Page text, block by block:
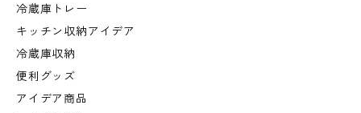
冷蔵庫トレー
キッチン収納アイデア
冷蔵庫収納
便利グッズ
アイデア商品